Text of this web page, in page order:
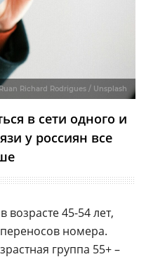
Richard Rodrigues / Unsplash
в сети одного и
у россиян все
в возрасте 45-54 лет,
номера.
группа 55+ –